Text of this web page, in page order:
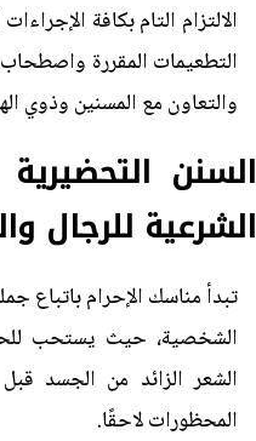
الالتزام التام بكافة
التطعيمات المقررة
والتعاون مع المسنين وذوي
السنن
الشرعية للرجال
تبدأ مناسك الإحرام باتباع
الشخصية، حيث يستحب
الشعر الزائد من الجسد
المحظورات لاحقًا.